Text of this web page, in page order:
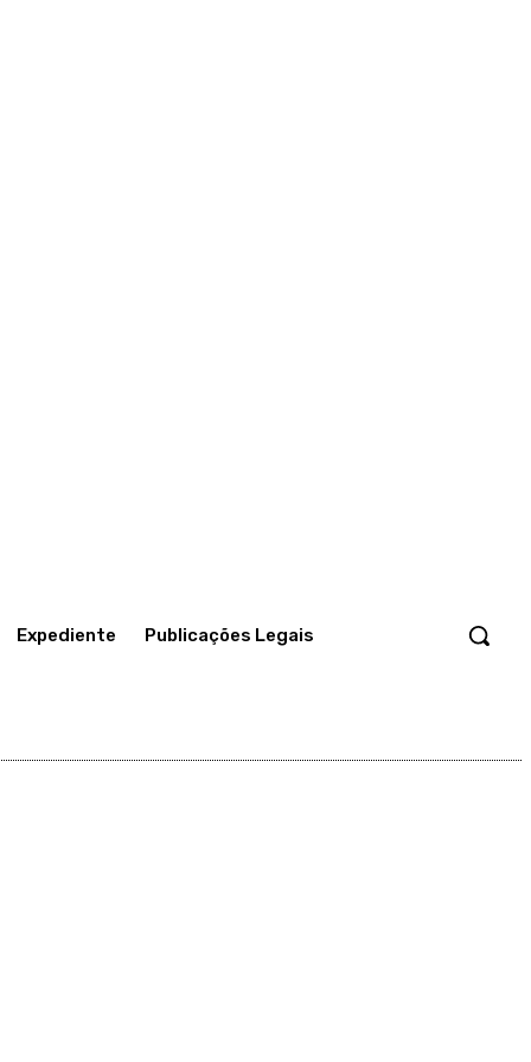
Expediente Publicações Legais